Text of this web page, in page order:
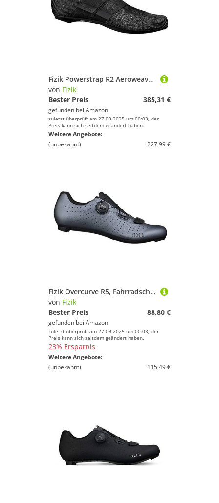
Fizik Powerstrap R2 Aeroweave, Laufschuhe, Unisex, Erwachsene, Schwarz, Größe 48
von Fizik
Bester Preis
385,31 €
gefunden bei Amazon
zuletzt überprüft am 27.09.2025 um 00:03; der
Preis kann sich seitdem geändert haben.
Weitere Angebote:
(unbekannt)
227,99 €
Fizik Overcurve R5, Fahrradschuhe für Herren, Grau Metallisch Schwarz, 43 EU
von Fizik
Bester Preis
88,80 €
gefunden bei Amazon
zuletzt überprüft am 27.09.2025 um 00:03; der
Preis kann sich seitdem geändert haben.
23% Ersparnis
Weitere Angebote:
(unbekannt)
115,49 €